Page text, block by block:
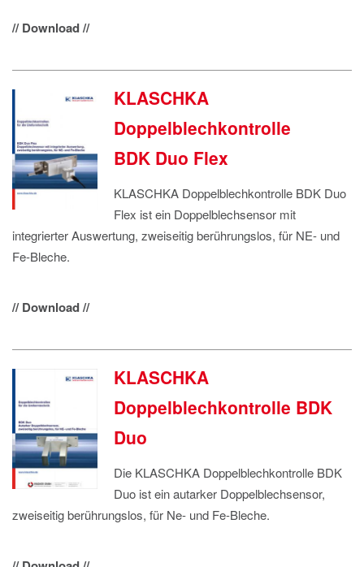
// Download //
KLASCHKA
Doppelblechkontrolle
BDK Duo Flex
KLASCHKA Doppelblechkontrolle BDK Duo
Flex ist ein Doppelblechsensor mit
integrierter Auswertung, zweiseitig berührungslos, für NE- und
Fe-Bleche.
// Download //
KLASCHKA
Doppelblechkontrolle BDK
Duo
Die KLASCHKA Doppelblechkontrolle BDK
Duo ist ein autarker Doppelblechsensor,
zweiseitig berührungslos, für Ne- und Fe-Bleche.